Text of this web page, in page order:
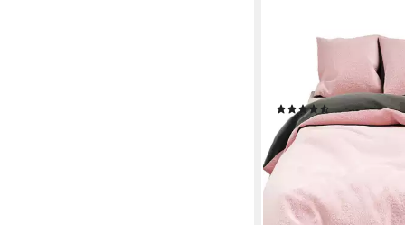
Bettwäsche Winter
Fleece, 3 teilig,
Cashmere Touch,
(171)
ab 34,80 € UVP45,94
-24%
lieferbar - in 2-3
+2